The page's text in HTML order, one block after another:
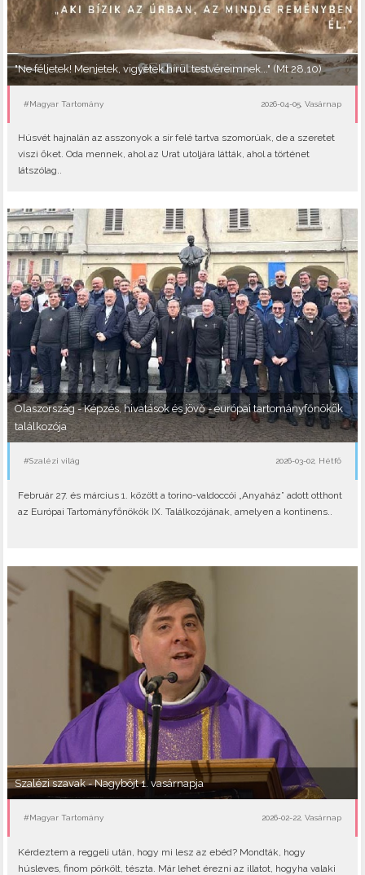
"Ne féljetek! Menjetek, vigyétek hírül testvéreimnek..." (Mt 28,10)
#Magyar Tartomány 2026-04-05, Vasárnap
Húsvét hajnalán az asszonyok a sír felé tartva szomorúak, de a szeretet
viszi őket. Oda mennek, ahol az Urat utoljára látták, ahol a történet
látszólag..
Olaszország - Képzés, hivatások és jövő - európai tartományfőnökök
találkozója
#Szalézi világ 2026-03-02, Hétfő
Február 27. és március 1. között a torino-valdoccói „Anyaház” adott otthont
az Európai Tartományfőnökök IX. Találkozójának, amelyen a kontinens..
Szalézi szavak - Nagyböjt 1. vasárnapja
#Magyar Tartomány 2026-02-22, Vasárnap
Kérdeztem a reggeli után, hogy mi lesz az ebéd? Mondták, hogy
húsleves, finom pörkölt, tészta. Már lehet érezni az illatot, hogyha valaki